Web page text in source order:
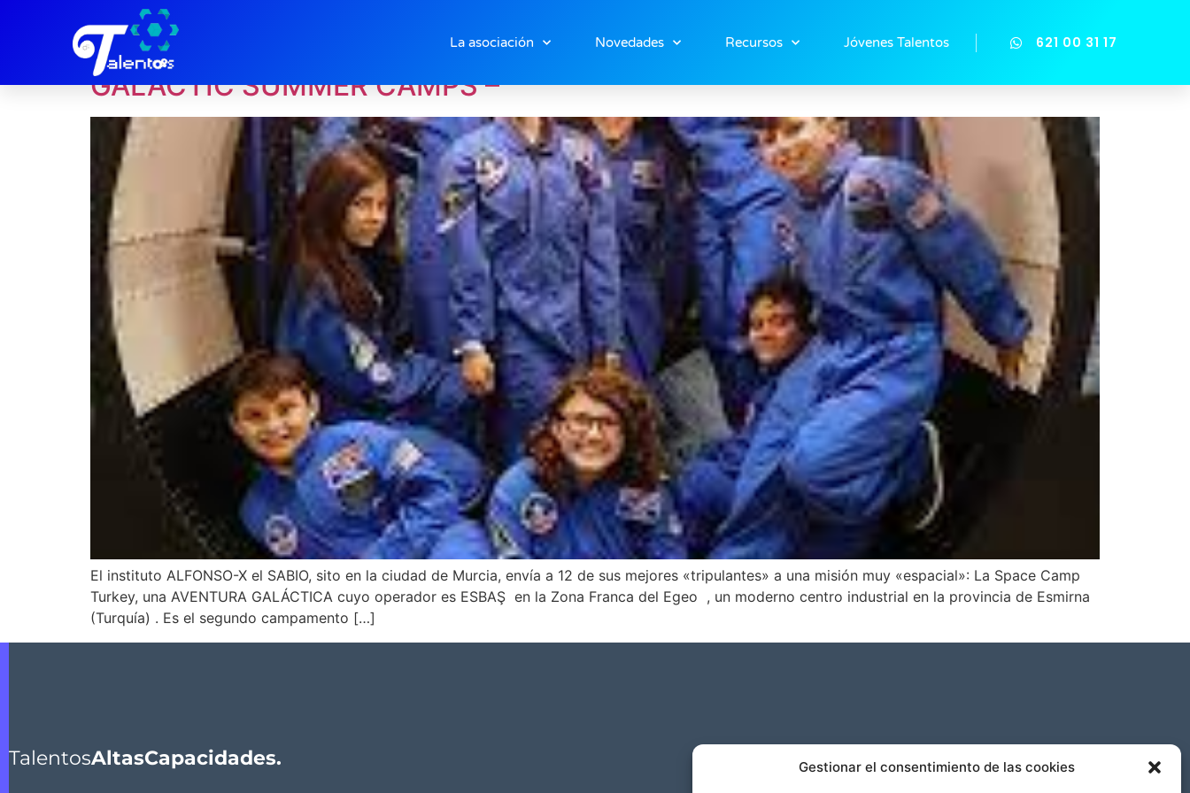
Gestionar el consentimiento de las cookies
La asociación Novedades Recursos Jóvenes Talentos 621 00 31 17
Día:8 de abril de 2026
GALACTIC SUMMER CAMPS –
El instituto ALFONSO-X el SABIO, sito en la ciudad de Murcia, envía a 12 de sus mejores «tripulantes» a una misión muy «espacial»: La Space Camp
Turkey, una AVENTURA GALÁCTICA cuyo operador es ESBAŞ en la Zona Franca del Egeo , un moderno centro industrial en la provincia de Esmirna
(Turquía) . Es el segundo campamento […]
TalentosAltasCapacidades.